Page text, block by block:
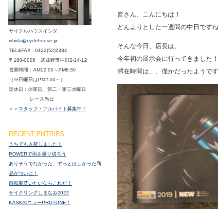
皆さん、こんにちは！
どんよりとした一週間の中日です
そんな今日、店長は、
今年初の展示会に行ってきました！
滞在時間は、、僅かだったようで
サイクルハウスイシダ
ishida@cyclehouse.jp
TEL&FAX : 0422(52)2384
〒180-0006 武蔵野市中町2-14-12
営業時間：AM12:00～PM8:30
（※日曜日はPM2:00～）
定休日 : 火曜日、第二・第三水曜日
レース当日
＞＞ スタッフ・アルバイト募集中！
RECENT ENTRIES
うちでも入荷しました！
POWERで雨を乗り切ろう
ありそうでなかった、ずっとほしかった商
品がついに！
自転車洗いたいならこれだ！
サイクリングしまなみ2022
KASKのニューPROTONE！